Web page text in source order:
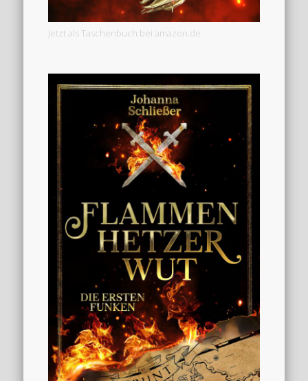
Jetzt als Taschenbuch bei amazon.de